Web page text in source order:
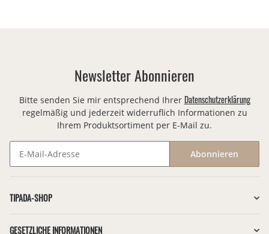
Newsletter Abonnieren
Bitte senden Sie mir entsprechend Ihrer Datenschutzerklärung
regelmäßig und jederzeit widerruflich Informationen zu
Ihrem Produktsortiment per E-Mail zu.
Abonnieren
TIPADA-SHOP
GESETZLICHE INFORMATIONEN